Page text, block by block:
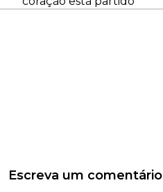
Escreva um comentário